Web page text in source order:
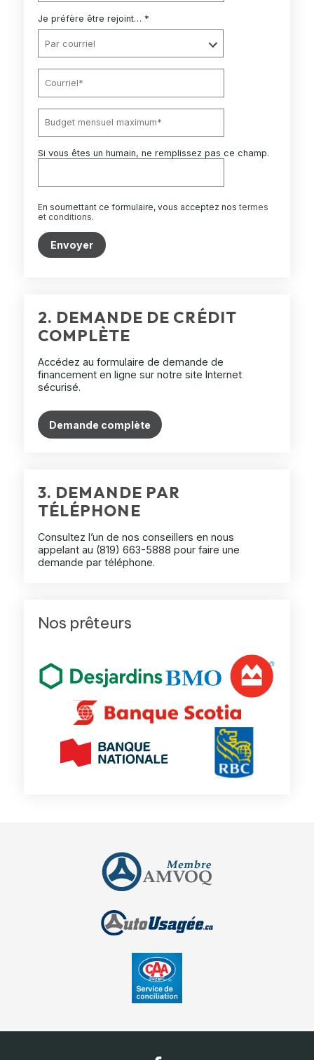
Je préfère être rejoint… *
Si vous êtes un humain, ne remplissez pas ce champ.
En soumettant ce formulaire, vous acceptez nos termes
et conditions.
Envoyer
2. DEMANDE DE CRÉDIT
COMPLÈTE
Accédez au formulaire de demande de
financement en ligne sur notre site Internet
sécurisé.
Demande complète
3. DEMANDE PAR
TÉLÉPHONE
Consultez l’un de nos conseillers en nous
appelant au (819) 663-5888 pour faire une
demande par téléphone.
Nos prêteurs